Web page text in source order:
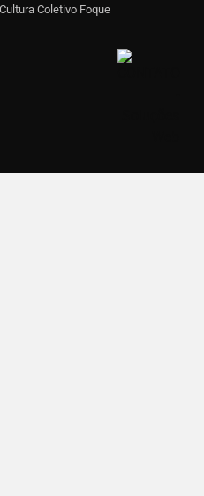
Coletivo Foque